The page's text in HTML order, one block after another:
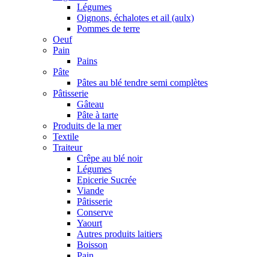
Légumes
Oignons, échalotes et ail (aulx)
Pommes de terre
Oeuf
Pain
Pains
Pâte
Pâtes au blé tendre semi complètes
Pâtisserie
Gâteau
Pâte à tarte
Produits de la mer
Textile
Traiteur
Crêpe au blé noir
Légumes
Epicerie Sucrée
Viande
Pâtisserie
Conserve
Yaourt
Autres produits laitiers
Boisson